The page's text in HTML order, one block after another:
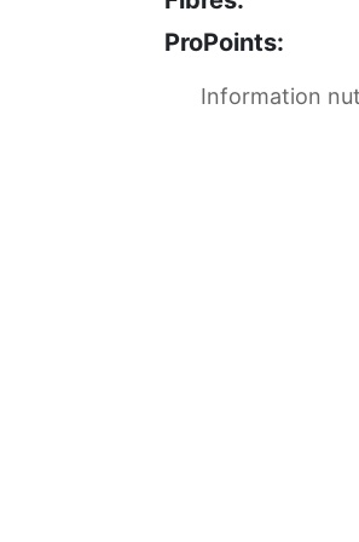
ProPoints:
Information